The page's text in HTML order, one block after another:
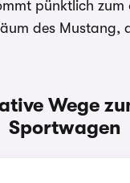
pünktlich zum
des Mustang,
Wege
Sportwagen